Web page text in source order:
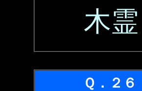
木霊
Ｑ．２６